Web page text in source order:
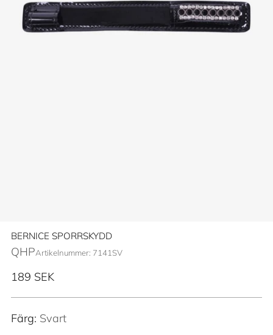
BERNICE SPORRSKYDD
QHPArtikelnummer: 7141SV
Ordinarie
189 SEK
Färg: Svart